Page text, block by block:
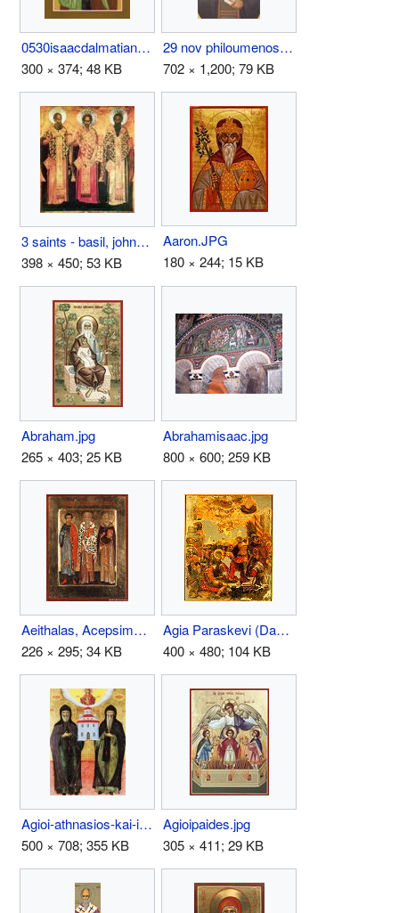
0530isaacdalmatian.jpg
300 × 374; 48 KB
29 nov philoumenos of jacobs well.jpg
702 × 1,200; 79 KB
3 saints - basil, john, gregory.jpg
398 × 450; 53 KB
Aaron.JPG
180 × 244; 15 KB
Abraham.jpg
265 × 403; 25 KB
Abrahamisaac.jpg
800 × 600; 259 KB
Aeithalas, Acepsimus, and Joseph.jpg
226 × 295; 34 KB
Agia Paraskevi (Damaskinos).jpg
400 × 480; 104 KB
Agioi-athnasios-kai-ioasaf-oi-meteoritai.jpg
500 × 708; 355 KB
Agioipaides.jpg
305 × 411; 29 KB